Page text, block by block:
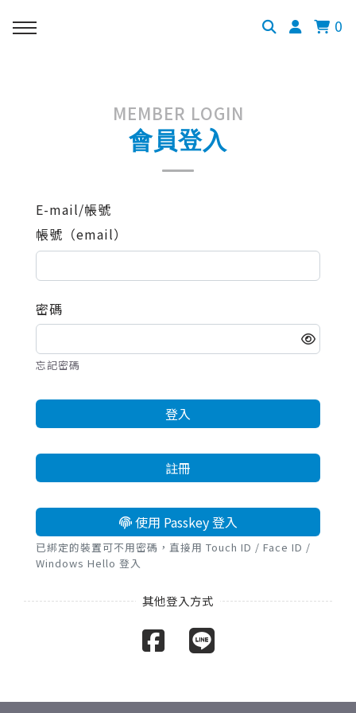
0
MEMBER LOGIN
會員登入
E-mail/帳號
帳號（email）
密碼
忘記密碼
登入
註冊
使用 Passkey 登入
已綁定的裝置可不用密碼，直接用 Touch ID / Face ID /
Windows Hello 登入